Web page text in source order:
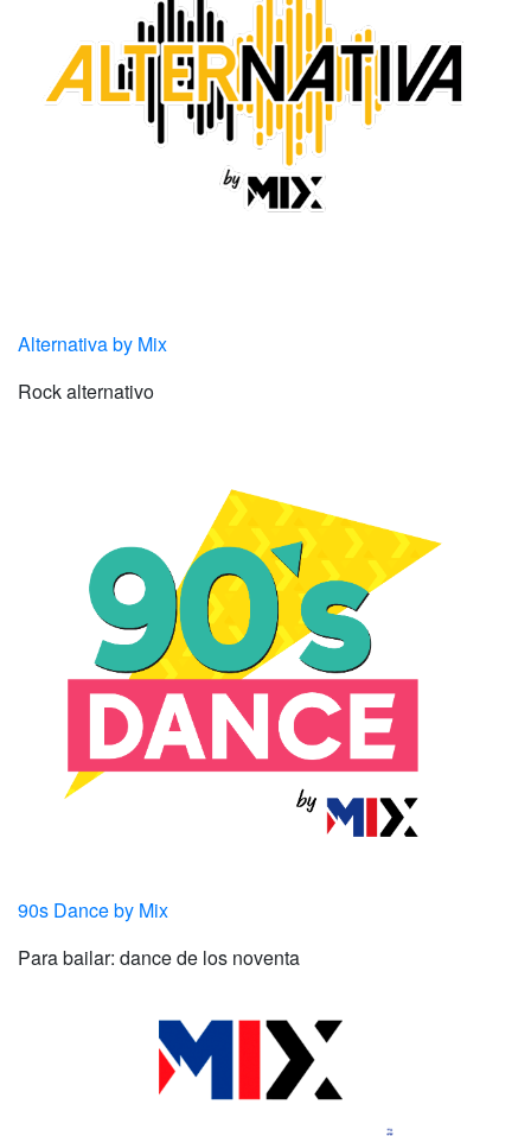
Alternativa by Mix
Rock alternativo
90s Dance by Mix
Para bailar: dance de los noventa